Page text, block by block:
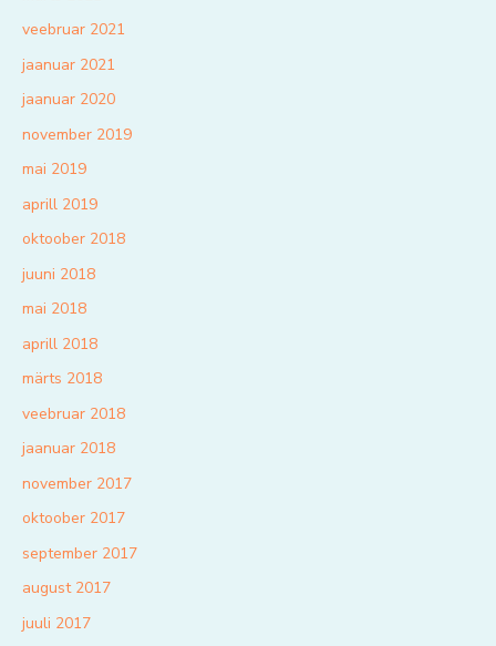
veebruar 2021
jaanuar 2021
jaanuar 2020
november 2019
mai 2019
aprill 2019
oktoober 2018
juuni 2018
mai 2018
aprill 2018
märts 2018
veebruar 2018
jaanuar 2018
november 2017
oktoober 2017
september 2017
august 2017
juuli 2017